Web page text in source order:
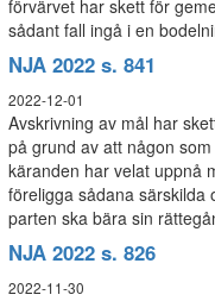
förvärvet har skett för
sådant fall ingå i en
NJA 2022 s. 841
2022-12-01
Avskrivning av mål har
på grund av att någon
käranden har velat uppnå
föreligga sådana särskilda
parten ska bära sin
NJA 2022 s. 826
2022-11-30